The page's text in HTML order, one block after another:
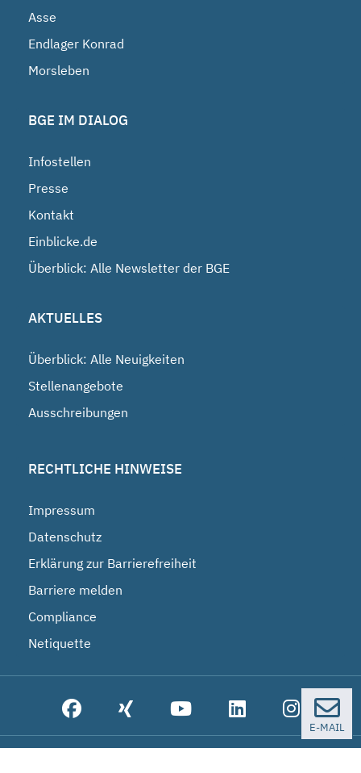
Asse
Endlager Konrad
Morsleben
BGE IM DIALOG
Infostellen
Presse
Kontakt
Einblicke.de
Überblick: Alle Newsletter der BGE
AKTUELLES
Überblick: Alle Neuigkeiten
Stellenangebote
Ausschreibungen
RECHTLICHE HINWEISE
Impressum
Datenschutz
Erklärung zur Barrierefreiheit
Barriere melden
Compliance
Netiquette
E-MAIL